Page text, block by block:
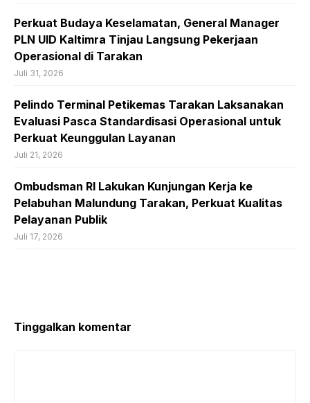
Perkuat Budaya Keselamatan, General Manager
PLN UID Kaltimra Tinjau Langsung Pekerjaan
Operasional di Tarakan
Juli 31, 2026
Pelindo Terminal Petikemas Tarakan Laksanakan
Evaluasi Pasca Standardisasi Operasional untuk
Perkuat Keunggulan Layanan
Juli 21, 2026
Ombudsman RI Lakukan Kunjungan Kerja ke
Pelabuhan Malundung Tarakan, Perkuat Kualitas
Pelayanan Publik
Juli 17, 2026
Tinggalkan komentar